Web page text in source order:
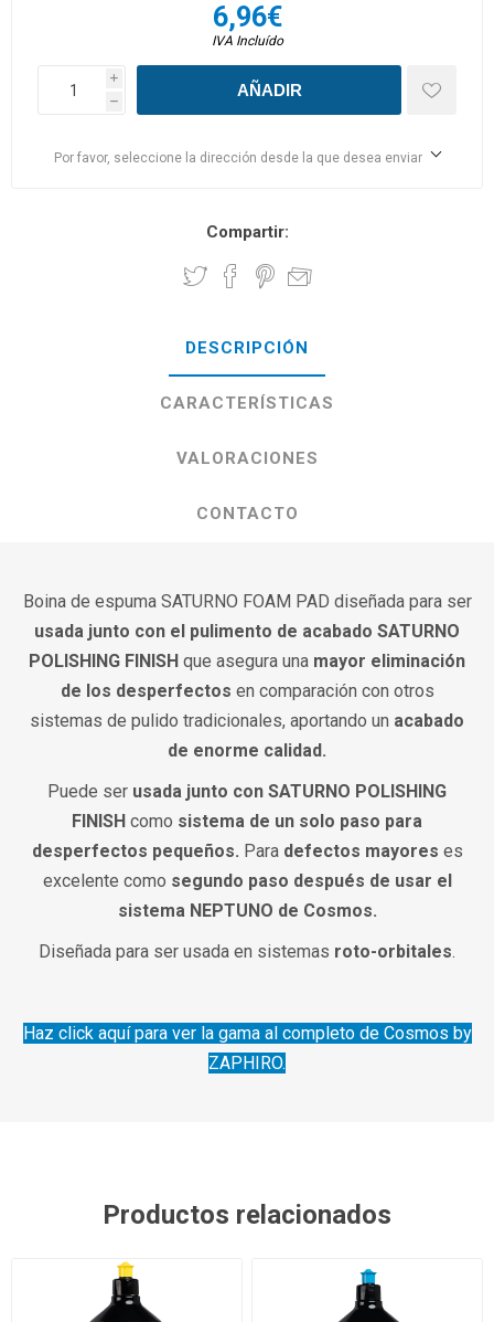
6,96€
IVA Incluído
i
h
Por favor, seleccione la dirección desde la que desea enviar
Compartir:
DESCRIPCIÓN
CARACTERÍSTICAS
VALORACIONES
CONTACTO
Boina de espuma SATURNO FOAM PAD diseñada para ser
usada junto con el pulimento de acabado SATURNO
POLISHING FINISH que asegura una mayor eliminación
de los desperfectos en comparación con otros
sistemas de pulido tradicionales, aportando un acabado
de enorme calidad.
Puede ser usada junto con SATURNO POLISHING
FINISH como sistema de un solo paso para
desperfectos pequeños. Para defectos mayores es
excelente como segundo paso después de usar el
sistema NEPTUNO de Cosmos.
Diseñada para ser usada en sistemas roto-orbitales.
Haz click aquí para ver la gama al completo de Cosmos by
ZAPHIRO.
Productos relacionados